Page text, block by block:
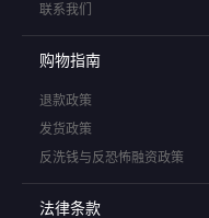
联系我们
购物指南
退款政策
发货政策
反洗钱与反恐怖融资政策
法律条款